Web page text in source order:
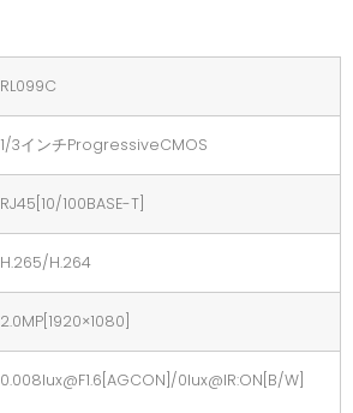
RL099C
1/3インチProgressiveCMOS
RJ45[10/100BASE-T]
H.265/H.264
2.0MP[1920×1080]
0.008lux@F1.6[AGCON]/0lux@IR:ON[B/W]